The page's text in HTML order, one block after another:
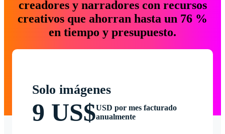
creadores y narradores con recursos
creativos que ahorran hasta un 76 %
en tiempo y presupuesto.
Solo imágenes
9 US$USD por mes facturado
anualmente